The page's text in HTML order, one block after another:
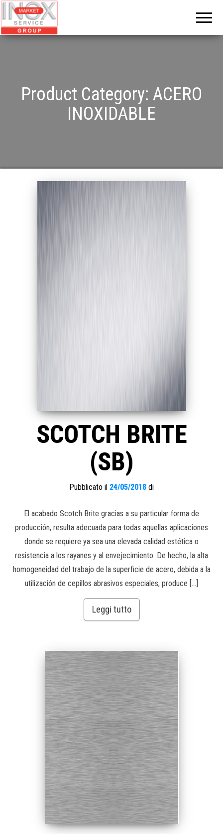
GROUP
Product Category: ACERO
INOXIDABLE
SCOTCH BRITE
(SB)
Pubblicato il 24/05/2018 di
El acabado Scotch Brite gracias a su particular forma de
producción, resulta adecuada para todas aquellas aplicaciones
donde se requiere ya sea una elevada calidad estética o
resistencia a los rayanes y al envejecimiento. De hecho, la alta
homogeneidad del trabajo de la superficie de acero, debida a la
utilización de cepillos abrasivos especiales, produce […]
Leggi tutto